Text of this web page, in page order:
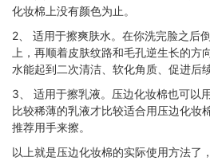
化妆棉上没有颜色为止。
2、 适用于擦爽肤水。在你洗完脸之后
上，再顺着皮肤纹路和毛孔逆生长的方
水能起到二次清洁、软化角质、促进后
3、 适用于擦乳液。压边化妆棉也可以
比较稀薄的乳液才比较适合用压边化妆
推荐用手来擦。
以上就是压边化妆棉的实际使用方法了